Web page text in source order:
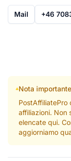
Mail +46
Nota importante
affiliazioni. Non
elencate qui.
aggiorniamo